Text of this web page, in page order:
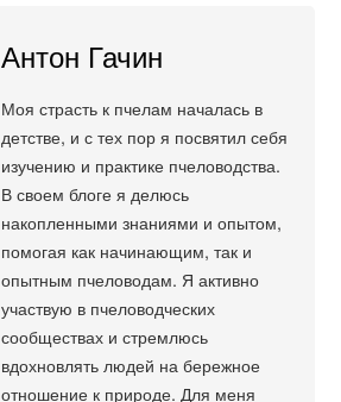
Антон Гачин
Моя страсть к пчелам началась в
детстве, и с тех пор я посвятил себя
изучению и практике пчеловодства.
В своем блоге я делюсь
накопленными знаниями и опытом,
помогая как начинающим, так и
опытным пчеловодам. Я активно
участвую в пчеловодческих
сообществах и стремлюсь
вдохновлять людей на бережное
отношение к природе. Для меня